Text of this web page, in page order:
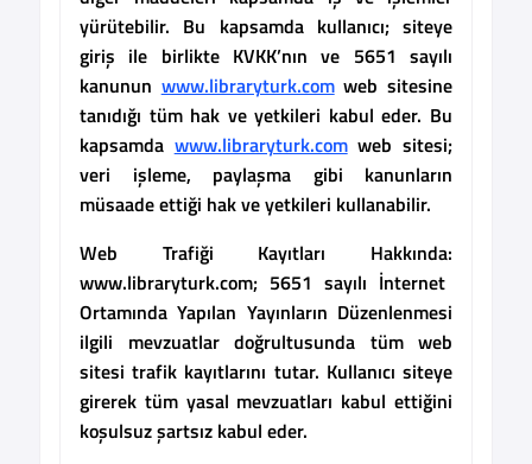
yürütebilir. Bu kapsamda kullanıcı; siteye
giriş ile birlikte KVKK’nın ve 5651 sayılı
kanunun www.libraryturk.comweb sitesine
tanıdığı tüm hak ve yetkileri kabul eder. Bu
kapsamda www.libraryturk.comweb sitesi;
veri işleme, paylaşma gibi kanunların
müsaade ettiği hak ve yetkileri kullanabilir.
Web Trafiği Kayıtları Hakkında:
www.libraryturk.com; 5651 sayılı İnternet
Ortamında Yapılan Yayınların Düzenlenmesi
ilgili mevzuatlar doğrultusunda tüm web
sitesi trafik kayıtlarını tutar. Kullanıcı siteye
girerek tüm yasal mevzuatları kabul ettiğini
koşulsuz şartsız kabul eder.